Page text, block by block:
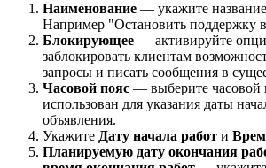
Наименование — укажите
Например "Остановить поддержку
Блокирующее — активируйте
заблокировать клиентам
запросы и писать сообщения в
Часовой пояс — выберите часовой
использован для указания даты
объявления.
Укажите Дату начала работ и
Планируемую дату окончания